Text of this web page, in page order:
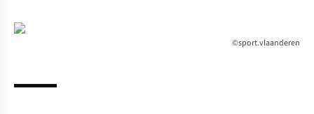
©sport.vlaanderen